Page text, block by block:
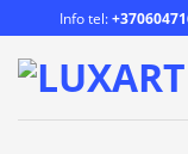
to
content
Info tel: